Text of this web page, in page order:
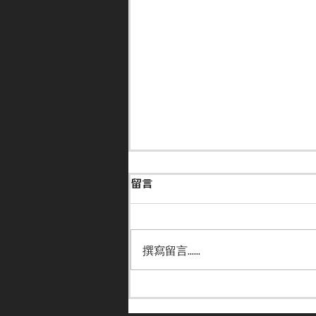
留言
撰寫留言......